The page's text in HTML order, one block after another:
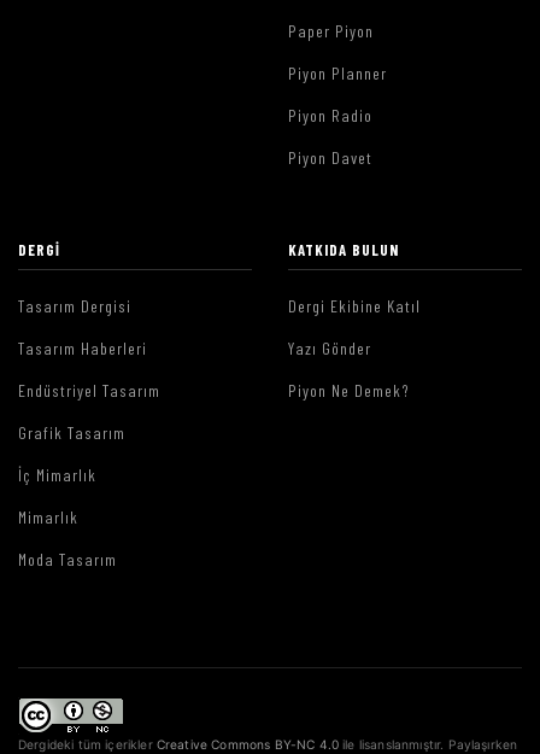
Paper Piyon
Piyon Planner
Piyon Radio
Piyon Davet
DERGI
Tasarım Dergisi
Tasarım Haberleri
Endüstriyel Tasarım
Grafik Tasarım
İç Mimarlık
Mimarlık
Moda Tasarım
KATKIDA BULUN
Dergi Ekibine Katıl
Yazı Gönder
Piyon Ne Demek?
Dergideki tüm içerikler Creative Commons BY-NC 4.0 ile lisanslanmıştır. Paylaşırken